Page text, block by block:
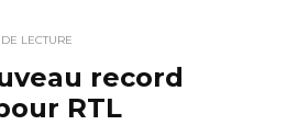
LECTURE
record
RTL